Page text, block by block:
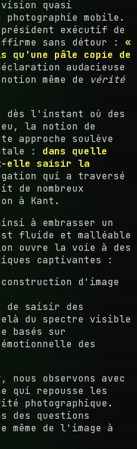
vision quasi
mobile.
exécutif de
sans détour : «
qu'une pâle copie de
audacieuse
même de
vérité
dès l'instant où des
la notion de
approche soulève
: dans quelle
elle saisir la
qui a traversé
nombreux
à Kant.
à embrasser un
fluide et malléable
ouvre la voie à des
captivantes :
d'image
de saisir des
du spectre visible
basés sur
des
observons avec
qui repousse les
photographique.
des questions
même de l'image à